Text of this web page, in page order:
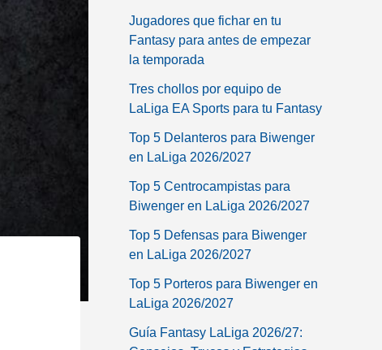
Jugadores que fichar en tu
Fantasy para antes de empezar
la temporada
Tres chollos por equipo de
LaLiga EA Sports para tu Fantasy
Top 5 Delanteros para Biwenger
en LaLiga 2026/2027
Top 5 Centrocampistas para
Biwenger en LaLiga 2026/2027
Top 5 Defensas para Biwenger
en LaLiga 2026/2027
Top 5 Porteros para Biwenger en
LaLiga 2026/2027
Guía Fantasy LaLiga 2026/27: